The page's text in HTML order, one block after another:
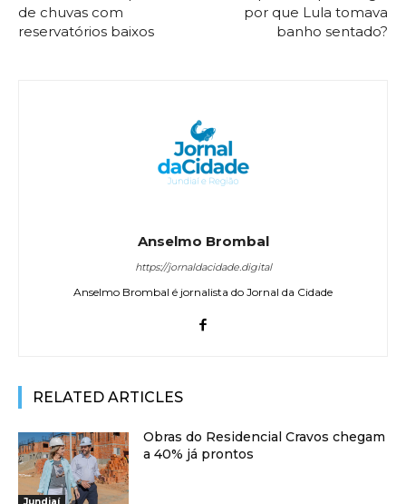
de chuvas com
reservatórios baixos
por que Lula tomava
banho sentado?
Anselmo Brombal
https://jornaldacidade.digital
Anselmo Brombal é jornalista do Jornal da Cidade
RELATED ARTICLES
Obras do Residencial Cravos chegam
a 40% já prontos